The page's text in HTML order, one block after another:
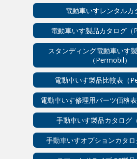
電動車いすレンタルカ
電動車いす製品カタログ（
スタンディング電動車いす
（Permobil）
電動車いす製品比較表（
電動車いす修理用パーツ価格
手動車いす製品カタログ
手動車いすオプションカタロ